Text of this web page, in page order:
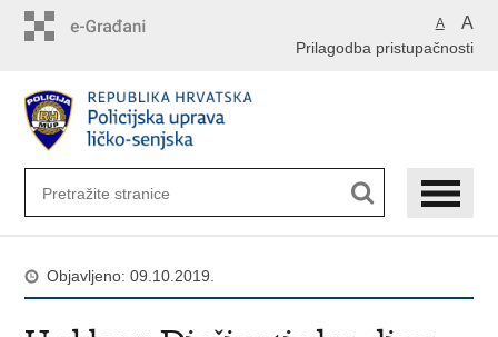
A A
Prilagodba pristupačnosti
Objavljeno: 09.10.2019.